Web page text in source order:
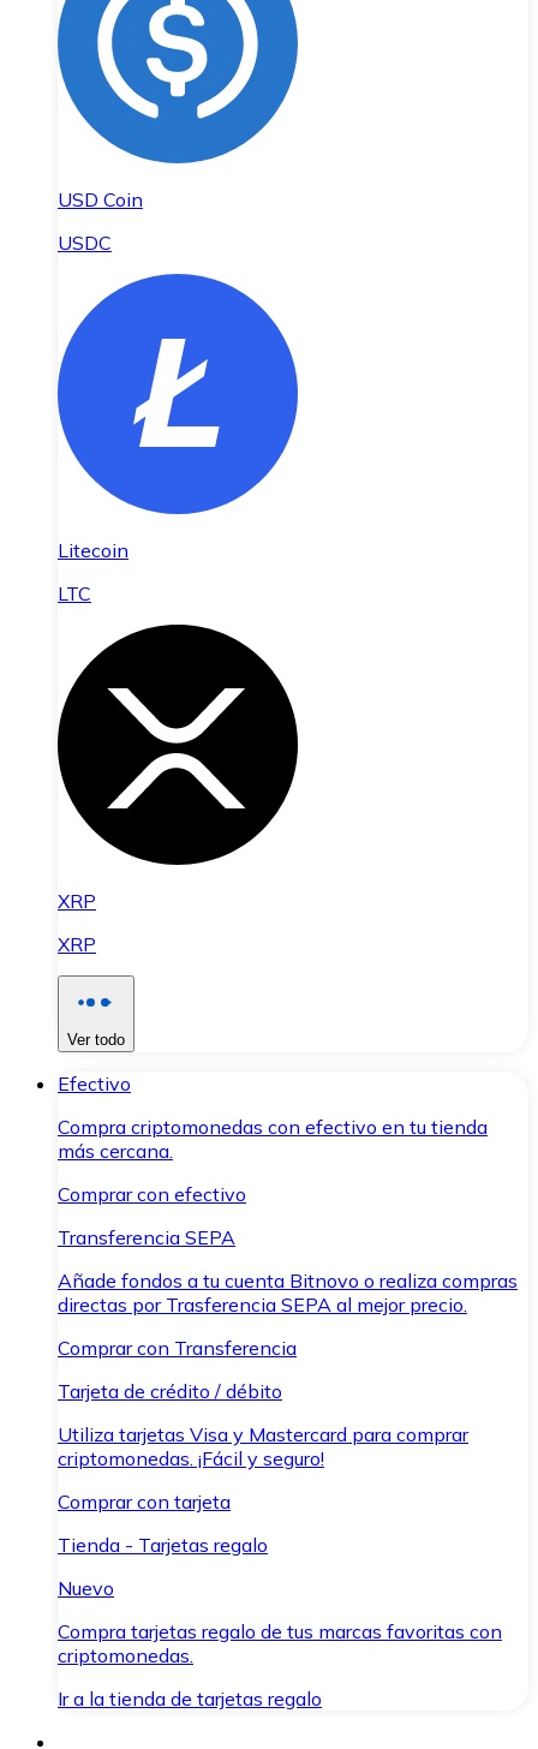
USD Coin
USDC
Litecoin
LTC
XRP
XRP
Ver todo
Efectivo
Compra criptomonedas con efectivo en tu tienda
más cercana.
Comprar con efectivo
Transferencia SEPA
Añade fondos a tu cuenta Bitnovo o realiza compras
directas por Trasferencia SEPA al mejor precio.
Comprar con Transferencia
Tarjeta de crédito / débito
Utiliza tarjetas Visa y Mastercard para comprar
criptomonedas. ¡Fácil y seguro!
Comprar con tarjeta
Tienda - Tarjetas regalo
Nuevo
Compra tarjetas regalo de tus marcas favoritas con
criptomonedas.
Ir a la tienda de tarjetas regalo